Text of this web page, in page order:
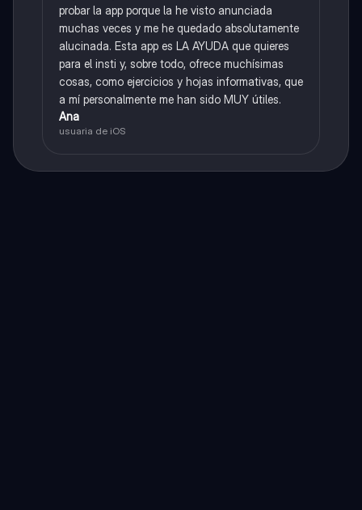
probar la app porque la he visto anunciada
muchas veces y me he quedado absolutamente
alucinada. Esta app es LA AYUDA que quieres
para el insti y, sobre todo, ofrece muchísimas
cosas, como ejercicios y hojas informativas, que
a mí personalmente me han sido MUY útiles.
Ana
usuaria de iOS